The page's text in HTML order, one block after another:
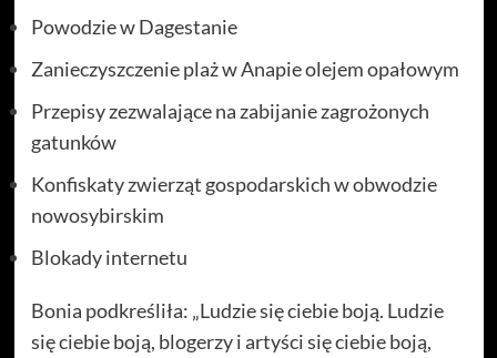
Powodzie w Dagestanie
Zanieczyszczenie plaż w Anapie olejem opałowym
Przepisy zezwalające na zabijanie zagrożonych
gatunków
Konfiskaty zwierząt gospodarskich w obwodzie
nowosybirskim
Blokady internetu
Bonia podkreśliła: „Ludzie się ciebie boją. Ludzie
się ciebie boją, blogerzy i artyści się ciebie boją,